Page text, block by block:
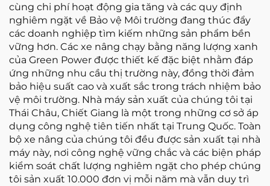
cùng chi phí hoạt động gia tăng và các quy định
nghiêm ngặt về Bảo vệ Môi trường đang thúc đẩy
các doanh nghiệp tìm kiếm những sản phẩm bền
vững hơn. Các xe nâng chạy bằng năng lượng xanh
của Green Power được thiết kế đặc biệt nhằm đáp
ứng những nhu cầu thị trường này, đồng thời đảm
bảo hiệu suất cao và xuất sắc trong trách nhiệm bảo
vệ môi trường. Nhà máy sản xuất của chúng tôi tại
Thái Châu, Chiết Giang là một trong những cơ sở áp
dụng công nghệ tiên tiến nhất tại Trung Quốc. Toàn
bộ xe nâng của chúng tôi đều được sản xuất tại nhà
máy này, nơi công nghệ vững chắc và các biện pháp
kiểm soát chất lượng nghiêm ngặt cho phép chúng
tôi sản xuất 10.000 đơn vị mỗi năm mà vẫn duy trì